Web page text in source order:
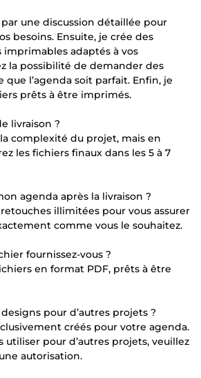
une discussion détaillée pour
besoins. Ensuite, je crée des
imprimables adaptés à vos
la possibilité de demander des
que l’agenda soit parfait. Enfin, je
prêts à être imprimés.
livraison ?
complexité du projet, mais en
les fichiers finaux dans les 5 à 7
agenda après la livraison ?
illimitées pour vous assurer
comme vous le souhaitez.
fournissez-vous ?
en format PDF, prêts à être
pour d’autres projets ?
créés pour votre agenda.
utiliser pour d’autres projets, veuillez
autorisation.